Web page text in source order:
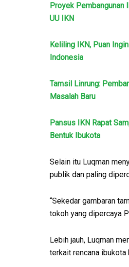
Proyek Pembangunan
UU IKN
Keliling IKN, Puan Ingin
Indonesia
Tamsil Linrung:
Masalah Baru
Pansus IKN Rapat
Bentuk Ibukota
Selain itu Luqman
publik dan paling
“Sekedar gambaran
tokoh yang dipercaya
Lebih jauh, Luqman
terkait rencana ibukota